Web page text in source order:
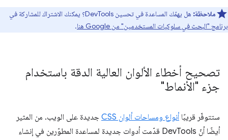
ملاحظة: هل يهمّك المساعدة في تحسين DevTools؟ يمكنك الاشتراك للمشاركة في
برنامج "البحث في سلوكيات المستخدمين" من Google هنا
.
تصحيح أخطاء الألوان العالية الدقة باستخدام
جزء "الأنماط"
ستتوفّر قريبًا أنواع ومساحات ألوان CSS
جديدة على الويب. من المثير
أيضًا أنّ DevTools قدّمت أدوات جديدة لمساعدة المطوّرين في إنشاء